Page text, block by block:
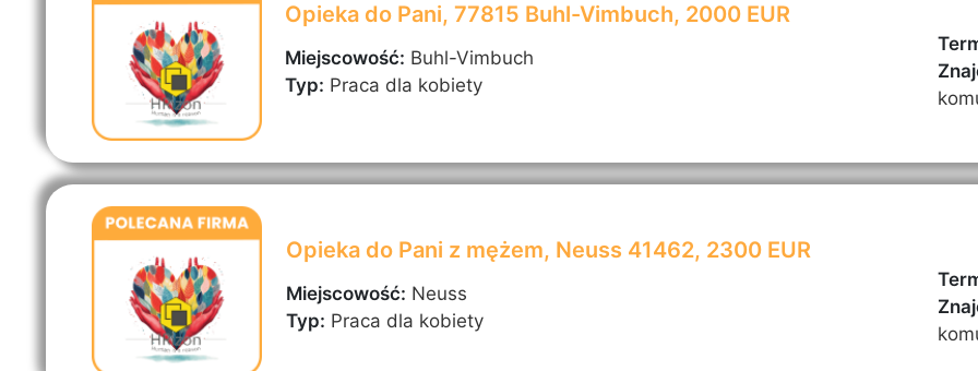
Opieka do Pani, 77815 Buhl-Vimbuch, 2000 EUR
Miejscowość: Buhl-Vimbuch
Typ: Praca dla kobiety
Opieka do Pani z mężem, Neuss 41462, 2300 EUR
Miejscowość: Neuss
Typ: Praca dla kobiety